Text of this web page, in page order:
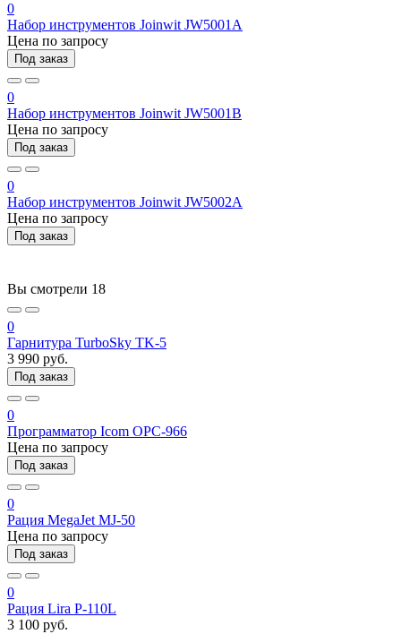
0
Набор инструментов Joinwit JW5001A
Цена по запросу
Под заказ
0
Набор инструментов Joinwit JW5001B
Цена по запросу
Под заказ
0
Набор инструментов Joinwit JW5002A
Цена по запросу
Под заказ
Вы смотрели 18
0
Гарнитура TurboSky TK-5
3 990 руб.
Под заказ
0
Программатор Icom OPC-966
Цена по запросу
Под заказ
0
Рация MegaJet MJ-50
Цена по запросу
Под заказ
0
Рация Lira P-110L
3 100 руб.